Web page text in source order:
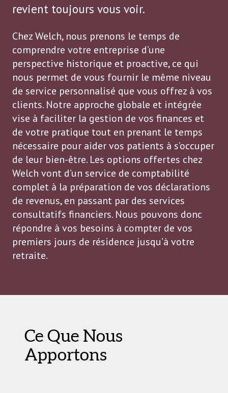
revient toujours vous voir.
Chez Welch, nous prenons le temps de
comprendre votre entreprise d’une
perspective historique et proactive, ce qui
nous permet de vous fournir le même niveau
de service personnalisé que vous offrez à vos
clients. Notre approche globale et intégrée
vise à faciliter la gestion de vos finances et
de votre pratique tout en prenant le temps
nécessaire pour aider vos patients à s’occuper
de leur bien-être. Les options offertes chez
Welch vont d’un service de comptabilité
complet à la préparation de vos déclarations
de revenus, en passant par des services
consultatifs financiers. Nous pouvons donc
répondre à vos besoins à compter de vos
premiers jours de résidence jusqu’à votre
retraite.
Ce Que Nous
Apportons